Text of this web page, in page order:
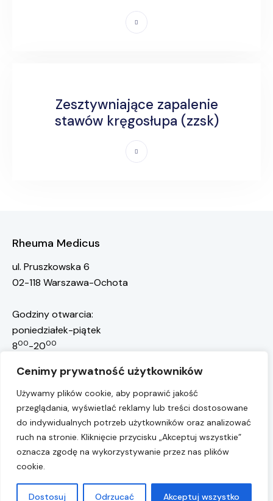
Cenimy prywatność użytkowników
Używamy plików cookie, aby poprawić jakość
przeglądania, wyświetlać reklamy lub treści dostosowane
do indywidualnych potrzeb użytkowników oraz analizować
ruch na stronie. Kliknięcie przycisku „Akceptuj wszystkie”
oznacza zgodę na wykorzystywanie przez nas plików
cookie.
Dostosuj Odrzucać Akceptuj wszystko
Zesztywniające zapalenie
stawów kręgosłupa (zzsk)
Rheuma Medicus
ul. Pruszkowska 6
02-118 Warszawa-Ochota
Godziny otwarcia:
poniedziałek-piątek
800-2000
rejestracja@rheuma-medicus.pl
Rejestracja pacjentów:668 117 301
Przychodnia:22 10 10 755
Numer konta:
75 1050 1025 1000 0090 7238 7302